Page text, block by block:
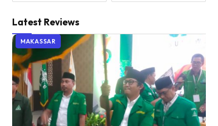
Latest Reviews
MAKASSAR